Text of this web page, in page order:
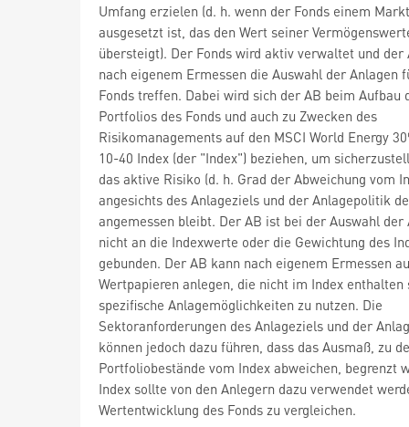
Umfang erzielen (d. h. wenn der Fonds einem
ausgesetzt ist, das den Wert seiner
übersteigt). Der Fonds wird aktiv verwaltet und der
nach eigenem Ermessen die Auswahl der Anlagen
Fonds treffen. Dabei wird sich der AB beim Aufbau
Portfolios des Fonds und auch zu Zwecken des
Risikomanagements auf den MSCI World Energy
10-40 Index (der "Index") beziehen, um
das aktive Risiko (d. h. Grad der Abweichung vom
angesichts des Anlageziels und der Anlagepolitik
angemessen bleibt. Der AB ist bei der Auswahl der
nicht an die Indexwerte oder die Gewichtung des
gebunden. Der AB kann nach eigenem Ermessen
Wertpapieren anlegen, die nicht im Index enthalten
spezifische Anlagemöglichkeiten zu nutzen. Die
Sektoranforderungen des Anlageziels und der
können jedoch dazu führen, dass das Ausmaß, zu
Portfoliobestände vom Index abweichen, begrenzt
Index sollte von den Anlegern dazu verwendet
Wertentwicklung des Fonds zu vergleichen.